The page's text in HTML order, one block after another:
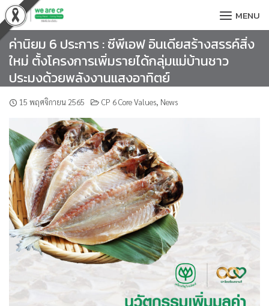
Skip
to
content
MENU
ค่านิยม 6 ประการ : ซีพีเอฟ อินเดียสร้างสรรค์สิ่ง
ใหม่ ตั้งโครงการเพิ่มรายได้กลุ่มแม่บ้านชาว
ประมงด้วยพลังงานแสงอาทิตย์
15 พฤศจิกายน 2565 CP 6 Core Values, News